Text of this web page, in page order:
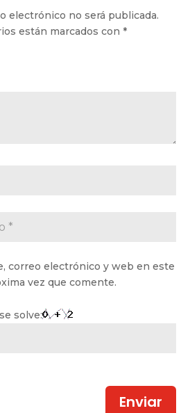
electrónico no será publicada.
están marcados con *
correo electrónico y web en este
vez que comente.
solve:
Enviar